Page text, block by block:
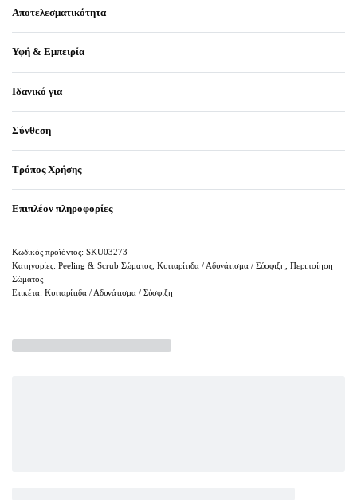
Αποτελεσματικότητα
Υφή & Εμπειρία
Ιδανικό για
Σύνθεση
Τρόπος Χρήσης
Επιπλέον πληροφορίες
SKU03273
Κατηγορίες: Peeling & Scrub Σώματος Κυτταρίτιδα / Αδυνάτισμα / Σύσφιξη
Περιποίηση
Σώματος
Ετικέτα: Κυτταρίτιδα / Αδυνάτισμα / Σύσφιξη